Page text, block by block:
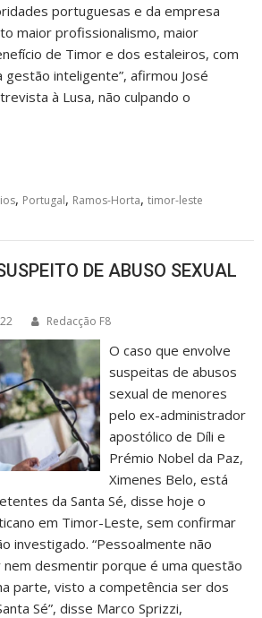
portuguesas e da empresa
maior profissionalismo, maior
de Timor e dos estaleiros, com
gestão inteligente”, afirmou José
à Lusa, não culpando o
, Portugal, Ramos-Horta,timor-leste
DE ABUSO SEXUAL
Redacção F8
O caso que envolve
suspeitas de abusos
sexual de menores
pelo ex-administrador
apostólico de Díli e
Prémio Nobel da Paz,
Ximenes Belo, está
da Santa Sé, disse hoje o
em Timor-Leste, sem confirmar
investigado. “Pessoalmente não
desmentir porque é uma questão
parte, visto a competência ser dos
Sé”, disse Marco Sprizzi,